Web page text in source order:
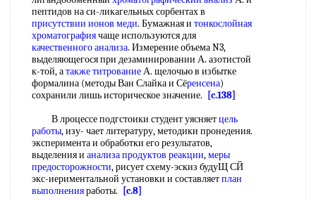
пептидов на си-ликагельных сорбентах в
присутствии ионов меди. Бумажная и тонкослойная
хроматографиячаще используются для
качественного анализа. Измерение объема N3,
выделяющегося при дезаминировании А. азотистой
к-той, атакже титрованиеА. щелочью в избытке
формалина (методы Ван Слайка и Сёренсена)
сохранили лишь историческое значение.
[c.138]
В лроцессе подгстоики студент уясняетцель
работы, изу- чает литературу, методики пронедения.
эксперимента и обработки его результатов,
выделения и анализа продуктов реакции,меры
предосторожности, рисует схему-эскиз будуЩ СЙ
экс-иериментальной установки и составляетплан
выполненияработы.
[c.8]